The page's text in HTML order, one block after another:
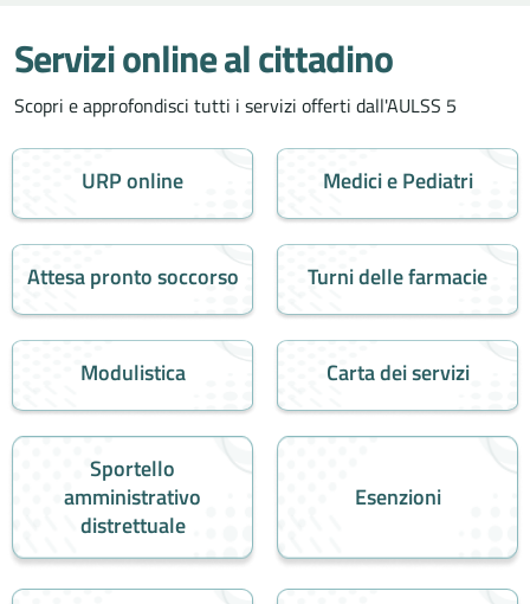
Servizi online al cittadino
Scopri e approfondisci tutti i servizi offerti dall'AULSS 5
URP online Medici e Pediatri
Attesa pronto soccorso Turni delle farmacie
Modulistica Carta dei servizi
Sportello
amministrativo
distrettuale
Esenzioni